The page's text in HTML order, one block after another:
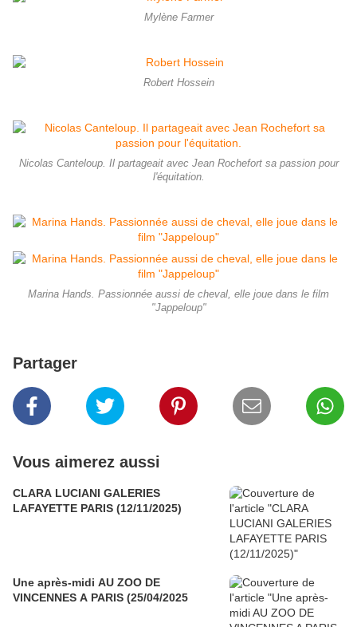
Mylène Farmer
Robert Hossein
Nicolas Canteloup. Il partageait avec Jean Rochefort sa passion pour
l'équitation.
Marina Hands. Passionnée aussi de cheval, elle joue dans le film
"Jappeloup"
Partager
Vous aimerez aussi
CLARA LUCIANI GALERIES
LAFAYETTE PARIS (12/11/2025)
Une après-midi AU ZOO DE
VINCENNES A PARIS (25/04/2025